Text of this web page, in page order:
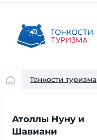
Тонкости туризма
Атоллы Нуну и
Шавиани